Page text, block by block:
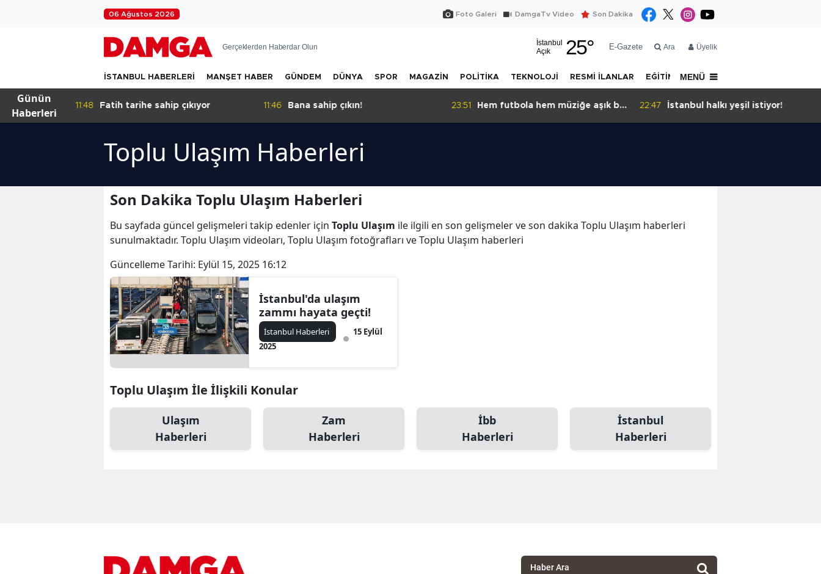
06 Ağustos 2026 Foto Galeri DamgaTv Video Son Dakika
Gerçeklerden Haberdar Olun
İstanbul
Açık
25° E-Gazete Ara Üyelik
İSTANBUL HABERLERİ MANŞET HABER GÜNDEM DÜNYA SPOR MAGAZİN POLİTİKA TEKNOLOJİ RESMİ İLANLAR EĞİTİM YAZARLAR
MENÜ
Günün
Haberleri
11:48 Fatih tarihe sahip çıkıyor 11:46 Bana sahip çıkın! 23:51
Hem futbola hem müziğe aşık bir
22:47 İstanbul halkı yeşil istiyor!
Toplu Ulaşım Haberleri
Son Dakika Toplu Ulaşım Haberleri
Bu sayfada güncel gelişmeleri takip edenler için Toplu Ulaşım ile ilgili en son gelişmeler ve son dakika Toplu Ulaşım haberleri
sunulmaktadır. Toplu Ulaşım videoları, Toplu Ulaşım fotoğrafları ve Toplu Ulaşım haberleri
Güncelleme Tarihi: Eylül 15, 2025 16:12
İstanbul'da ulaşım
zammı hayata geçti!
İstanbul Haberleri
15 Eylül
2025
Toplu Ulaşım İle İlişkili Konular
Ulaşım
Haberleri
Zam
Haberleri
İbb
Haberleri
İstanbul
Haberleri